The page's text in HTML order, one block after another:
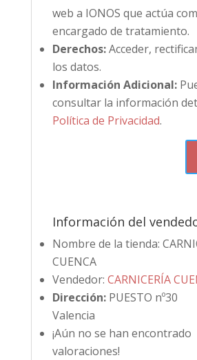
web a IONOS que actúa
encargado de tratamiento.
Derechos:Acceder,
los datos.
Información Adicional:
consultar la información
Política de Privacidad.
Información del
Nombre de la tienda:
CUENCA
Vendedor: CARNICERÍA
Dirección: PUESTO nº30
Valencia
¡Aún no se han encontrado
valoraciones!